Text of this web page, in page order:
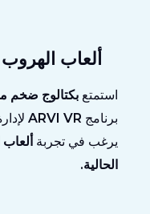
ألعاب
استمتعبكتالوج ضخم
برنامج ARVI VR
يرغب في تجربة
الحالية.